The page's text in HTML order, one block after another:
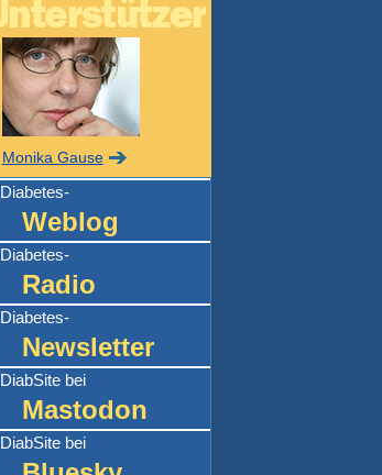
Monika Gause
Diabetes-
Weblog
Diabetes-
Radio
Diabetes-
Newsletter
DiabSite bei
Mastodon
DiabSite bei